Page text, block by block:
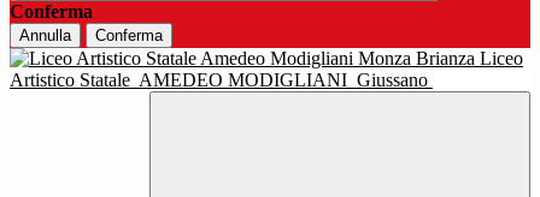
Conferma
Annulla Conferma
Liceo
Artistico Statale AMEDEO MODIGLIANI Giussano